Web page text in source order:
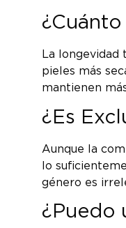
La longevidad
pieles más
mantienen
¿Es
Aunque la
lo
género es
¿Puedo